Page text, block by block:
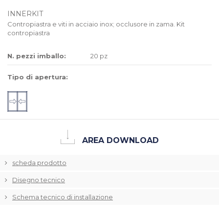
INNERKIT
Contropiastra e viti in acciaio inox; occlusore in zama. Kit
contropiastra
N. pezzi imballo: 20 pz
Tipo di apertura:
AREA DOWNLOAD
scheda prodotto
Disegno tecnico
Schema tecnico di installazione